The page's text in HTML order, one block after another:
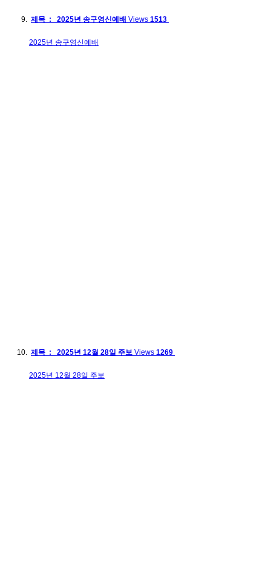
제목 : 2025년 송구영신예배 Views 1513
2025년 송구영신예배
제목 : 2025년 12월 28일 주보 Views 1269
2025년 12월 28일 주보